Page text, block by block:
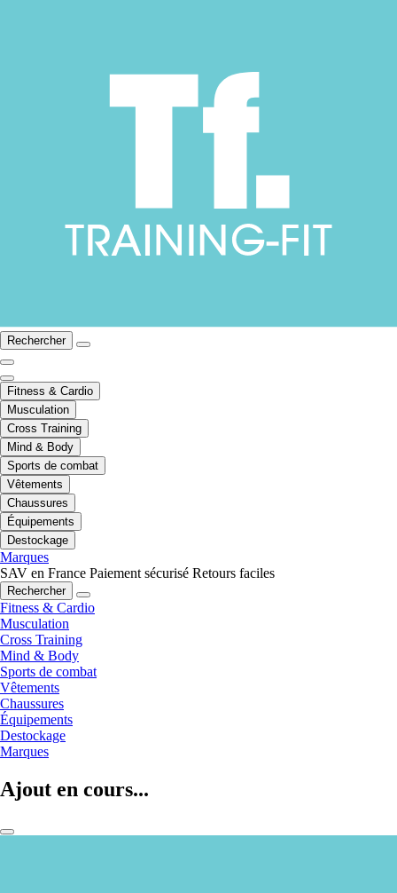
Rechercher
Fitness & Cardio
Musculation
Cross Training
Mind & Body
Sports de combat
Vêtements
Chaussures
Équipements
Destockage
Marques
SAV en France Paiement sécurisé Retours faciles
Rechercher
Fitness & Cardio
Musculation
Cross Training
Mind & Body
Sports de combat
Vêtements
Chaussures
Équipements
Destockage
Marques
Ajout en cours...